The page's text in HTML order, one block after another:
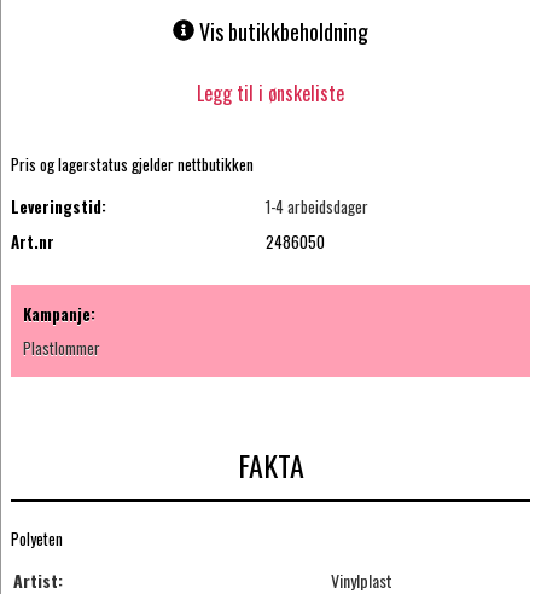
Vis butikkbeholdning
Legg til i ønskeliste
Pris og lagerstatus gjelder nettbutikken
Leveringstid:
1-4 arbeidsdager
Art.nr
2486050
Kampanje:
Plastlommer
FAKTA
Polyeten
Artist:
Vinylplast